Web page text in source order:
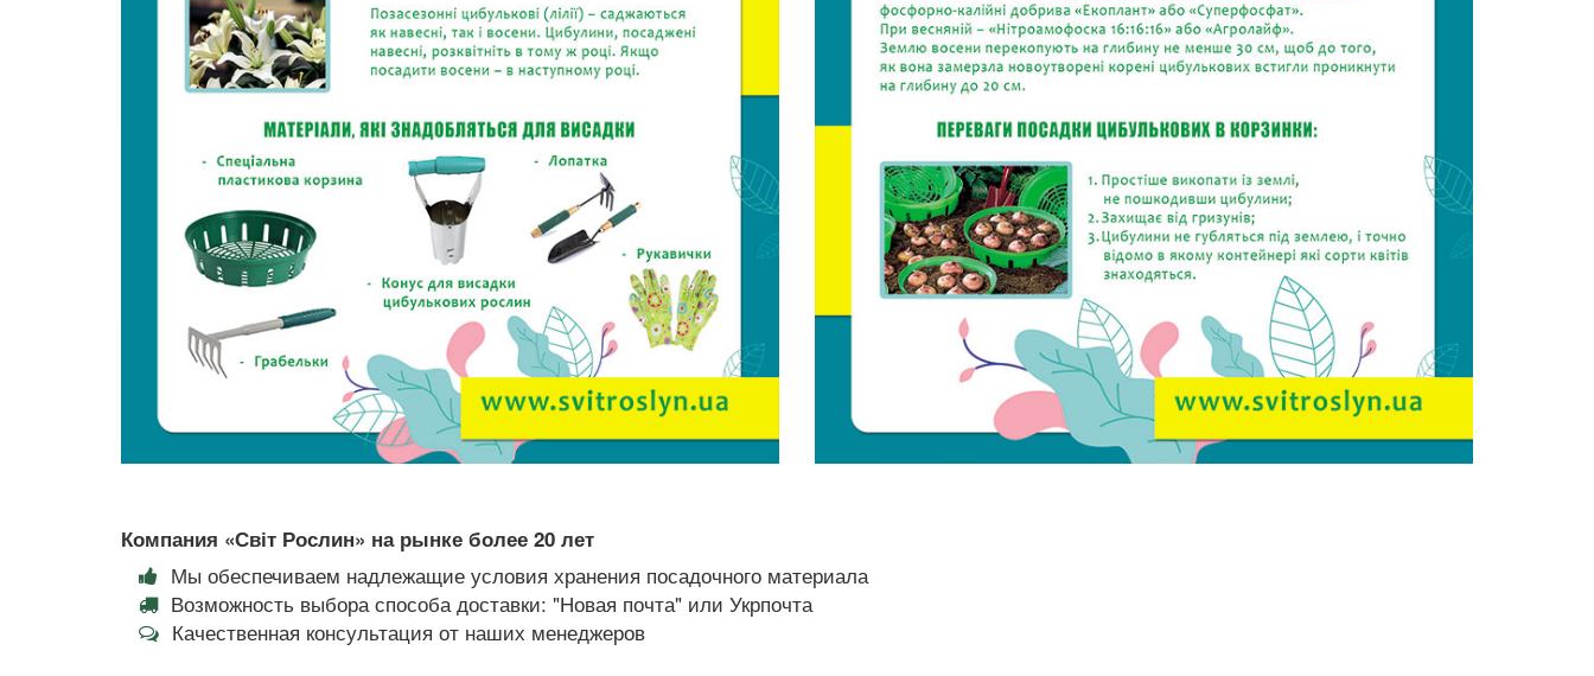
Компания «Світ Рослин» на рынке более 20 лет
Мы обеспечиваем надлежащие условия хранения посадочного материала
Возможность выбора способа доставки: "Новая почта" или Укрпочта
Качественная консультация от наших менеджеров